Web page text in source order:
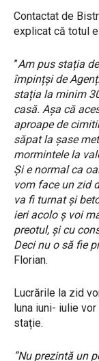
Contactat de
explicat că totul
”Am pus stația
împințși de
stația la minim
casă. Așa că
aproape de
săpat la șase
mormintele la
Și e normal ca
vom face un zid
va fi turnat și
ieri acolo ș voi
preotul, și cu
Deci nu o să fie
Florian.
Lucrările la zid
luna iuni- iulie
stație.
”Nu prezintă un